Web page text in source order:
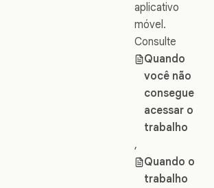
aplicativo
móvel.
Consulte
Quando
você não
consegue
acessar o
trabalho
,
Quando o
trabalho